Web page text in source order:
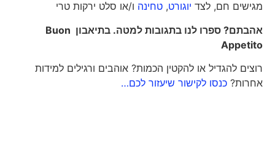
מגישים חם, לצדיוגורט,טחינהו/או סלט ירקות טרי
אהבתם? ספרו לנו בתגובות למטה. בתיאבון Buon
Appetito
רוצים להגדיל או להקטין הכמות? אוהבים ורגילים למידות
אחרות?כנסו לקישור שיעזור לכם…